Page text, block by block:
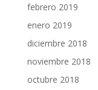
febrero 2019
enero 2019
diciembre 2018
noviembre 2018
octubre 2018